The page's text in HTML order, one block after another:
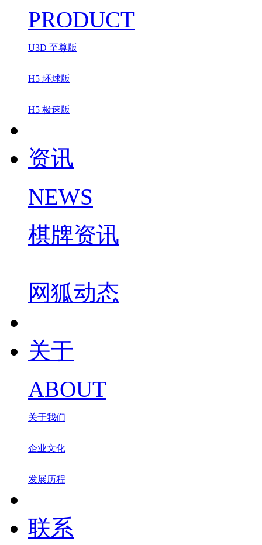
PRODUCT
U3D 至尊版
H5 环球版
H5 极速版
资讯
NEWS
棋牌资讯
网狐动态
关于
ABOUT
关于我们
企业文化
发展历程
联系